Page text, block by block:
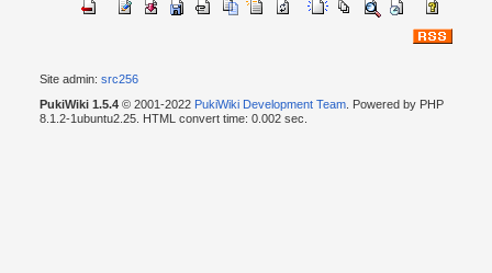
Site admin: src256
PukiWiki 1.5.4© 2001-2022 PukiWiki Development Team. Powered by PHP
8.1.2-1ubuntu2.25. HTML convert time: 0.002 sec.